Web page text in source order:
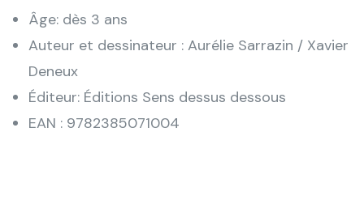
Âge: dès 3 ans
Auteur et dessinateur : Aurélie Sarrazin / Xavier
Deneux
Éditeur: Éditions Sens dessus dessous
EAN : 9782385071004